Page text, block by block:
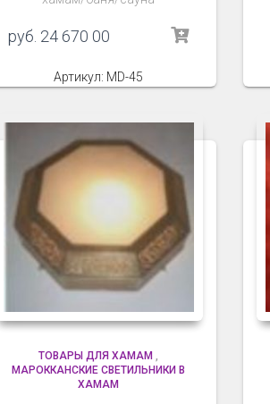
руб. 24 670 00
Артикул: MD-45
ТОВАРЫ ДЛЯ ХАМАМ ,
МАРОККАНСКИЕ СВЕТИЛЬНИКИ В
ХАМАМ